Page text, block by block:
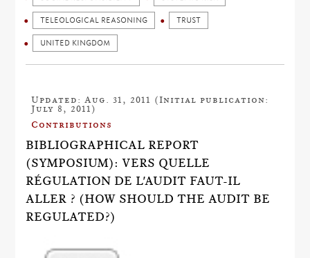
TELEOLOGICAL REASONING TRUST
UNITED KINGDOM
Updated: Aug. 31, 2011 (Initial publication:
July 8, 2011)
Contributions
BIBLIOGRAPHICAL REPORT
(SYMPOSIUM): VERS QUELLE
RÉGULATION DE L'AUDIT FAUT-IL
ALLER ? (HOW SHOULD THE AUDIT BE
REGULATED?)